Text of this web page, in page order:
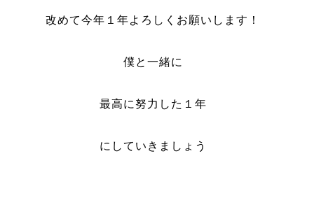
改めて今年１年よろしくお願いします！
僕と一緒に
最高に努力した１年
にしていきましょう